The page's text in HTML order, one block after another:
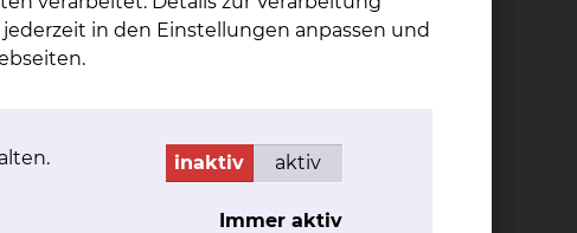
Innere Medizin III (Innere Medizin mit
in den Einstellungen anpassen und
inaktiv aktiv
Immer aktiv